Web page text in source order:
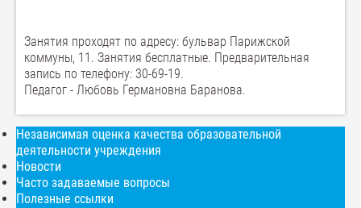
Занятия проходят по адресу: бульвар Парижской
коммуны, 11. Занятия бесплатные. Предварительная
запись по телефону: 30-69-19.
Педагог - Любовь Германовна Баранова.
Независимая оценка качества образовательной
деятельности учреждения
Новости
Часто задаваемые вопросы
Полезные ссылки